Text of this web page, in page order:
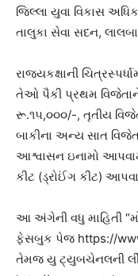
જિલ્લા યુવા વિકાસ
તાલુકા સેવા સદન,
રાજ્યકક્ષાની
તેઓ પૈકી પ્રથમ
રૂ.૧૫,૦૦૦/-, તૃતીય
બાકીના અન્ય સાત
આશ્વાસન ઇનામો
કીટ (ડ્રોઈંગ કીટ)
આ અંગેની વધુ માહિતી
ફેસબુક પેજ https://
તેમજ યુ ટ્યુબચેનલની